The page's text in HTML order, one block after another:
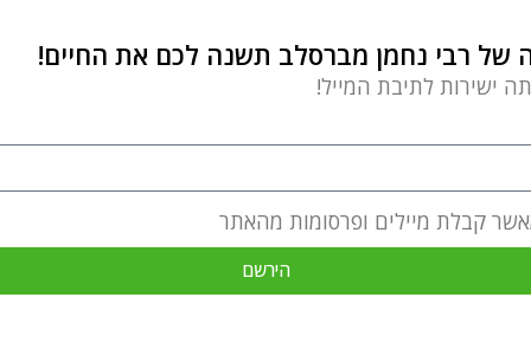
אישית תמצאובקישור הזה
של רבי נחמן מברסלב תשנה לכם את החיים!
ישירות לתיבת המייל!
קבלת מיילים ופרסומות מהאתר
הירשם